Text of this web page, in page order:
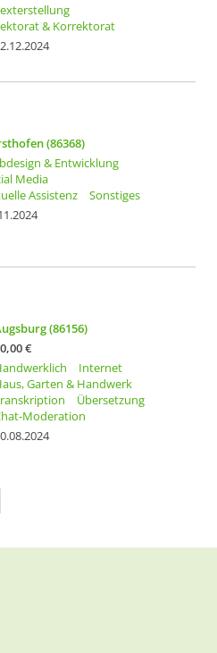
& Korrektorat
(86368)
& Entwicklung
Media
Assistenz
Sonstiges
(86156)
€
Internet
Garten & Handwerk
Übersetzung
Moderation